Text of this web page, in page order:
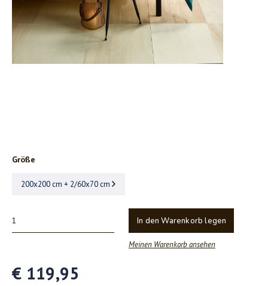
Größe
200x200 cm + 2/60x70 cm
In den Warenkorb legen
Meinen Warenkorb ansehen
€ 119,95